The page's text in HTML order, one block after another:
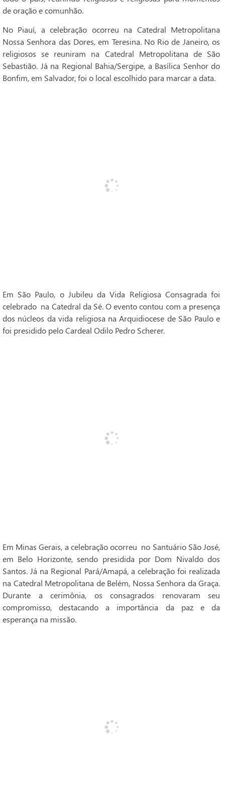
de oração e comunhão.
No Piauí, a celebração ocorreu na Catedral Metropolitana
Nossa Senhora das Dores, em Teresina. No Rio de Janeiro, os
religiosos se reuniram na Catedral Metropolitana de São
Sebastião. Já na Regional Bahia/Sergipe, a Basílica Senhor do
Bonfim, em Salvador, foi o local escolhido para marcar a data.
Em São Paulo, o Jubileu da Vida Religiosa Consagrada foi
celebrado na Catedral da Sé. O evento contou com a presença
dos núcleos da vida religiosa na Arquidiocese de São Paulo e
foi presidido pelo Cardeal Odilo Pedro Scherer.
Em Minas Gerais, a celebração ocorreu no Santuário São José,
em Belo Horizonte, sendo presidida por Dom Nivaldo dos
Santos. Já na Regional Pará/Amapá, a celebração foi realizada
na Catedral Metropolitana de Belém, Nossa Senhora da Graça.
Durante a cerimônia, os consagrados renovaram seu
compromisso, destacando a importância da paz e da
esperança na missão.